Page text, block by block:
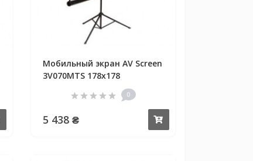
Мобильный экран AV Screen
3V070MTS 178x178
0
5 438 ₴